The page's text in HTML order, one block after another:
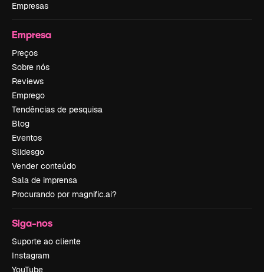
Empresas
Empresa
Preços
Sobre nós
Reviews
Emprego
Tendências de pesquisa
Blog
Eventos
Slidesgo
Vender conteúdo
Sala de imprensa
Procurando por magnific.ai?
Siga-nos
Suporte ao cliente
Instagram
YouTube